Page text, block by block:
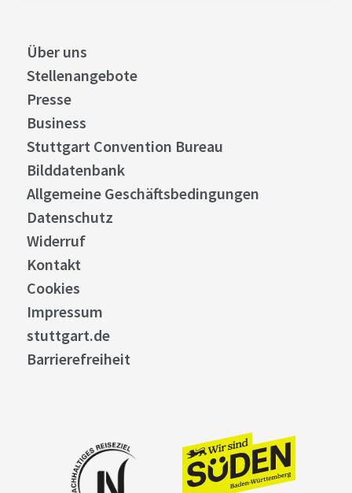
Über uns
Stellenangebote
Presse
Business
Stuttgart Convention Bureau
Bilddatenbank
Allgemeine Geschäftsbedingungen
Datenschutz
Widerruf
Kontakt
Cookies
Impressum
stuttgart.de
Barrierefreiheit